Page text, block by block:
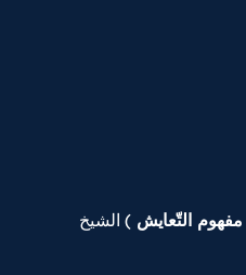
مفهوم التّعايش ) الشيخ